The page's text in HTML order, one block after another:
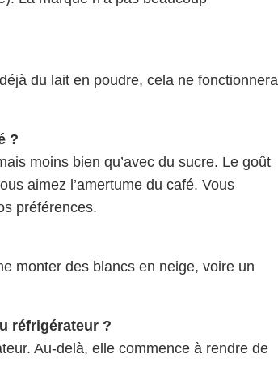
du lait en poudre, cela ne fonctionnera
?
moins bien qu’avec du sucre. Le goût
aimez l’amertume du café. Vous
préférences.
monter des blancs en neige, voire un
réfrigérateur ?
Au-delà, elle commence à rendre de